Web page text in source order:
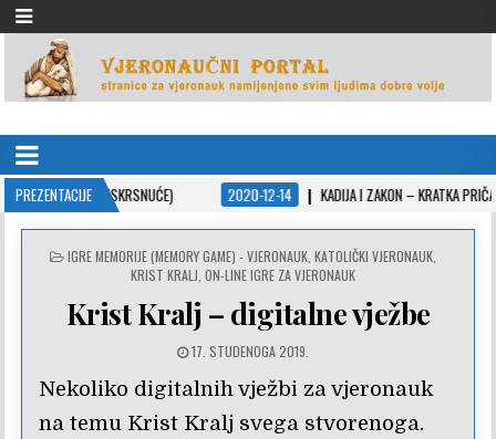
VJERONAUČNI PORTAL
PREZENTACIJE
(U USKRSNUĆE) 2020-12-14 KADIJA I ZAKON – KRATKA PRIČA U PPS-U
POSTED
IGRE MEMORIJE (MEMORY GAME) - VJERONAUK, KATOLIČKI VJERONAUK,
KRIST KRALJ ON-LINE IGRE ZA VJERONAUK
Krist Kralj – digitalne vježbe
17. STUDENOGA 2019.
Nekoliko digitalnih vježbi za vjeronauk
na temu Krist Kralj svega stvorenoga.